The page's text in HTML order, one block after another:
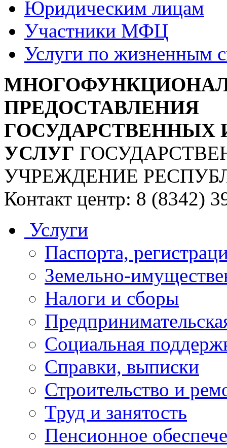
Юридическим лицам
Участники МФЦ
Услуги по жизненным
ПРЕДОСТАВЛЕНИЯ
УСЛУГ
УЧРЕЖДЕНИЕ
Контакт центр: 8 (8342)
Услуги
Паспорта,
Земельно-
Налоги и сборы
Социальная
Справки, выписки
Строительство и
Труд и занятость
Пенсионное